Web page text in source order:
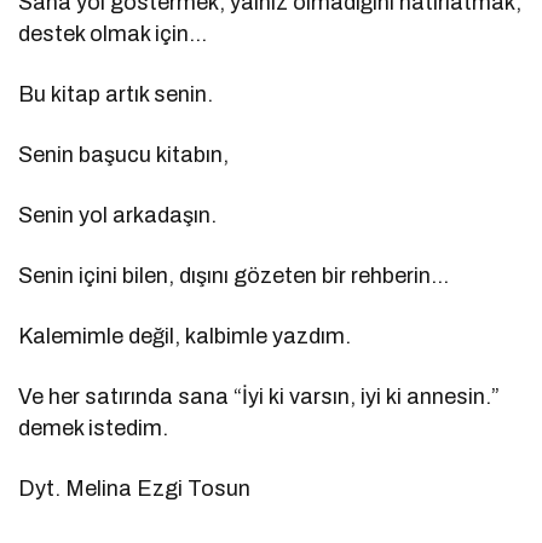
destek olmak için…
Bu kitap artık senin.
Senin başucu kitabın,
Senin yol arkadaşın.
Senin içini bilen, dışını gözeten bir rehberin…
Kalemimle değil, kalbimle yazdım.
Ve her satırında sana “İyi ki varsın, iyi ki annesin.”
demek istedim.
Dyt. Melina Ezgi Tosun